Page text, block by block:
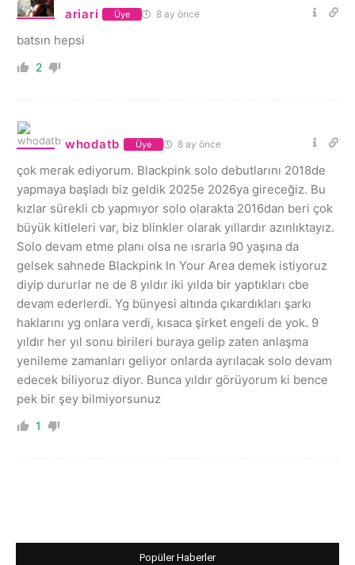
ariari Üye 8 ay önce
batsın hepsi
2
whodatb Üye 8 ay önce
çok merak ediyorum. Blackpink solo debutlarını 2018de
yapmaya başladı biz geldik 2025e 2026ya gireceğiz. Bu
kızlar sürekli cb yapmıyor solo olarakta 2016dan beri çok
büyük kitleleri var, biz blinkler olarak yıllardır azınlıktayız.
Solo devam etme planı olsa ne ısrarla 90 yaşına da
gelsek sahnede Blackpink In Your Area demek istiyoruz
diyip dururlar ne de 8 yıldır iki yılda bir yaptıkları cbe
devam ederlerdi. Yg bünyesi altında çıkardıkları şarkı
haklarını yg onlara verdi, kısaca şirket engeli de yok. 9
yıldır her yıl sonu birileri buraya gelip zaten anlaşma
yenileme zamanları geliyor onlarda ayrılacak solo devam
edecek biliyoruz diyor. Bunca yıldır görüyorum ki bence
pek bir şey bilmiyorsunuz
1
Popüler Haberler